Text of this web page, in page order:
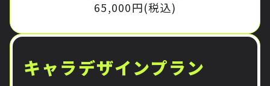
65,000円(税込)
キャラデザインプラン